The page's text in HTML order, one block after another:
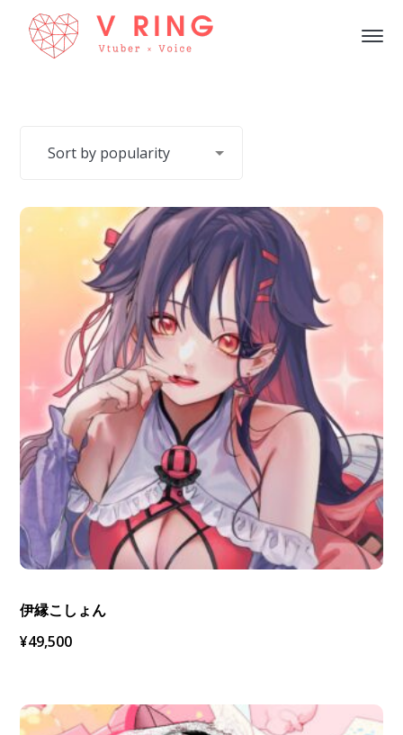
伊縁こしょん
¥49,500